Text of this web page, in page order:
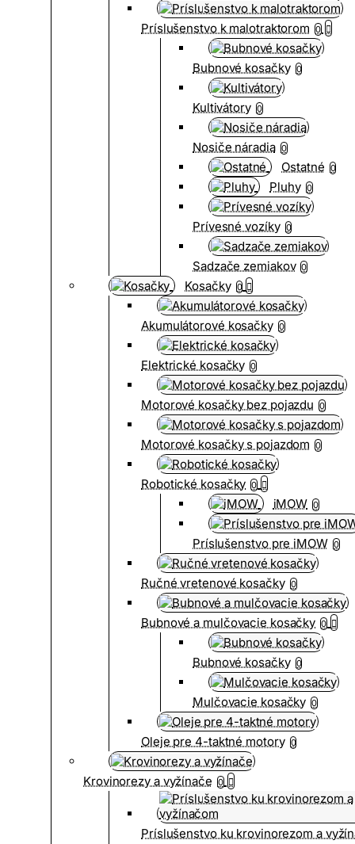
Príslušenstvo k malotraktorom 0
Bubnové kosačky 0
Kultivátory 0
Nosiče náradia 0
Ostatné 0
Pluhy 0
Prívesné vozíky 0
Sadzače zemiakov 0
Kosačky 0
Akumulátorové kosačky 0
Elektrické kosačky 0
Motorové kosačky bez pojazdu 0
Motorové kosačky s pojazdom 0
Robotické kosačky 0
iMOW 0
Príslušenstvo pre iMOW 0
Ručné vretenové kosačky 0
Bubnové a mulčovacie kosačky 0
Bubnové kosačky 0
Mulčovacie kosačky 0
Oleje pre 4-taktné motory 0
Krovinorezy a vyžínače 0
Príslušenstvo ku krovinorezom a